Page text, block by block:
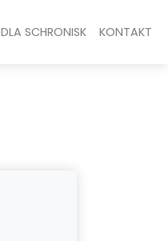
DLA SCHRONISK KONTAKT